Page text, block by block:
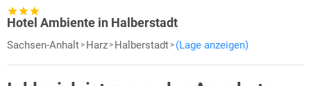
Hotel Ambiente in Halberstadt
Sachsen-Anhalt Harz Halberstadt (Lage anzeigen)